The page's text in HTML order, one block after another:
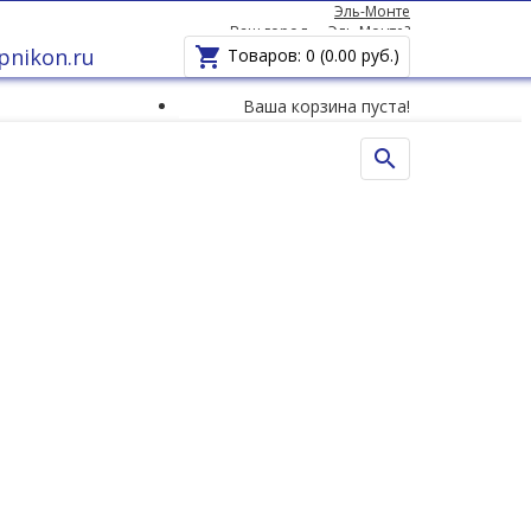
Эль-Монте
Ваш город —Эль-Монте?
 Товаров: 0 (0.00 руб.)
Ваша корзина пуста!
